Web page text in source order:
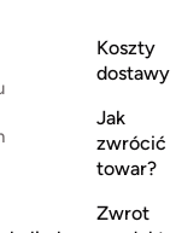
Koszty
dostawy
Jak
zwrócić
towar?
Zwrot